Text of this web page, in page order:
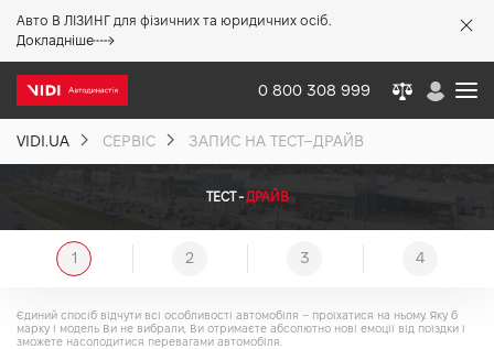
Авто В ЛІЗИНГ для фізичних та юридичних осіб.
Докладніше
0 800 308 999
VIDI.UA СЕРВІС ЗАПИС НА ТЕСТ–ДРАЙВ
ТЕСТ -ДРАЙВ
1 2 3 4
Єдиний спосіб відчути всі особливості автомобіля – проїхатися на ньому. Яку б
марку і модель Ви не вибрали, Ви отримаєте абсолютно нові емоції від поїздки і
зможете насолодитися перевагами автомобіля.
Акції %